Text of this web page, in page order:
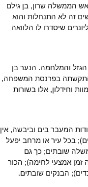
הממשלה שרון, בן גילם
זה לא התנחלות והוא
שיסדרו לו הלוואה
הגזל והמלחמה. הנער בן
שהתקשתה בפרנסת המשפחה,
וחידלון, אלו בשורות
המעבר בים וביבשה, אין
בכל עיר או מרחב יפעל
שובתים; כך גם
זמן אמצעי לחימה); הכור
הבנקים שובתים.